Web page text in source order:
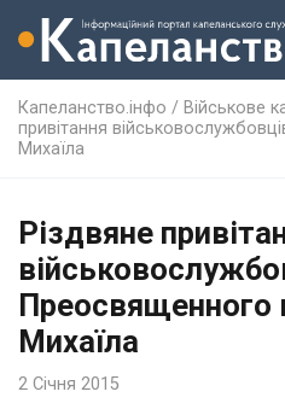
Капеланство.інфо / Військове
привітання
Михаїла
Різдвяне
Преосвященного
Михаїла
2 Січня 2015